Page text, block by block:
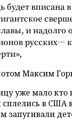
вписана
и надолго
русских…
Максим
уже мало кто
в США
запугивали